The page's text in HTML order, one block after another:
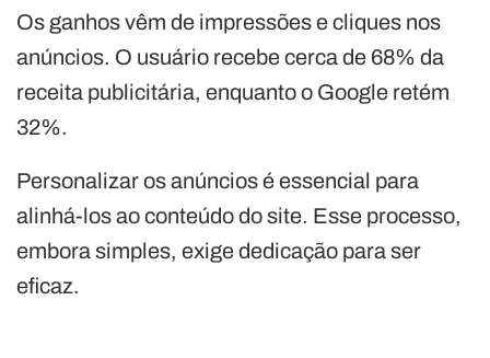
Os ganhos vêm de impressões e cliques nos
anúncios. O usuário recebe cerca de 68% da
receita publicitária, enquanto o Google retém
32%.
Personalizar os anúncios é essencial para
alinhá-los ao conteúdo do site. Esse processo,
embora simples, exige dedicação para ser
eficaz.